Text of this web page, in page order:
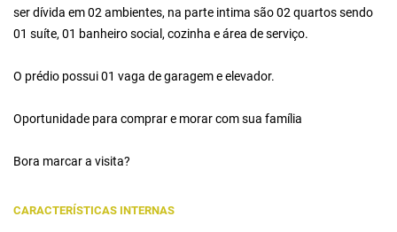
ser dívida em 02 ambientes, na parte intima são 02 quartos sendo
01 suíte, 01 banheiro social, cozinha e área de serviço.
O prédio possui 01 vaga de garagem e elevador.
Oportunidade para comprar e morar com sua família
Bora marcar a visita?
CARACTERÍSTICAS INTERNAS